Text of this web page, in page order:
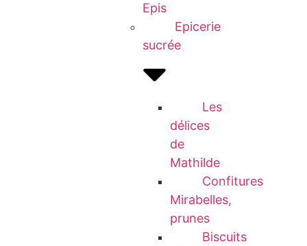
Epis
Epicerie
sucrée
Les
délices
de
Mathilde
Confitures
Mirabelles,
prunes
Biscuits